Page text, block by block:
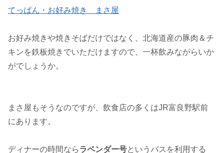
てっぱん・お好み焼き まさ屋
お好み焼きや焼きそばだけではなく、北海道産の豚肉＆チ
キンを鉄板焼きでいただけますので、一杯飲みながらいか
がでしょうか。
まさ屋もそうなのですが、飲食店の多くはJR富良野駅前
にあります。
ディナーの時間ならラベンダー号というバスを利用する